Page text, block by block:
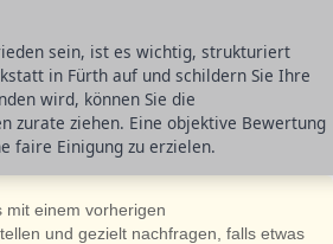
sein, ist es wichtig, strukturiert
in Fürth auf und schildern Sie Ihre
wird, können Sie die
zurate ziehen. Eine objektive Bewertung
faire Einigung zu erzielen.
mit einem vorherigen
und gezielt nachfragen, falls etwas